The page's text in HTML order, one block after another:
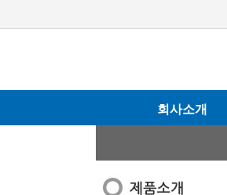
회사소개